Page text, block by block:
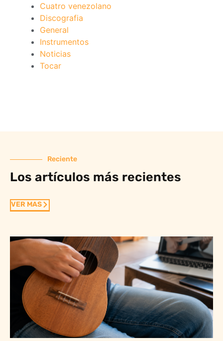
Cuatro venezolano
Discografia
General
Instrumentos
Noticias
Tocar
Reciente
Los artículos más recientes
VER MAS